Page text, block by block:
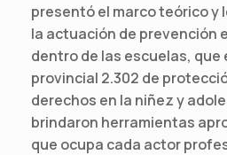
presentó el marco teórico y
la actuación de prevención
dentro de las escuelas, que
provincial 2.302 de
derechos en la niñez y
brindaron herramientas
que ocupa cada actor